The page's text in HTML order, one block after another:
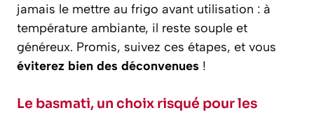
jamais le mettre au frigo avant utilisation : à
température ambiante, il reste souple et
généreux. Promis, suivez ces étapes, et vous
éviterez bien des déconvenues !
Le basmati, un choix risqué pour les